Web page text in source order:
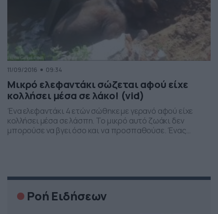
11/09/2016 09:34
Μικρό ελεφαντάκι σώζεται αφού είχε
κολλήσει μέσα σε λάκο! (vid)
Ένα ελεφαντάκι 4 ετών σώθηκε με γερανό αφού είχε
κολλήσει μέσα σε λάσπη. Το μικρό αυτό ζωάκι δεν
μπορούσε να βγει όσο και να προσπαθούσε. Ένας
Ροή Ειδήσεων